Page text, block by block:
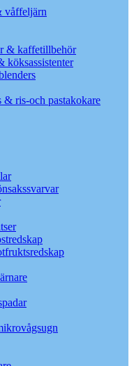
våffeljärn
& kaffetillbehör
köksassistenter
& ris-och pastakokare